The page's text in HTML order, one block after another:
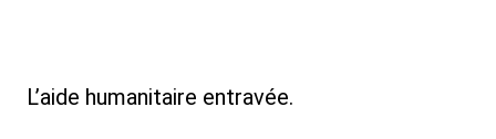
L’aide humanitaire entravée.